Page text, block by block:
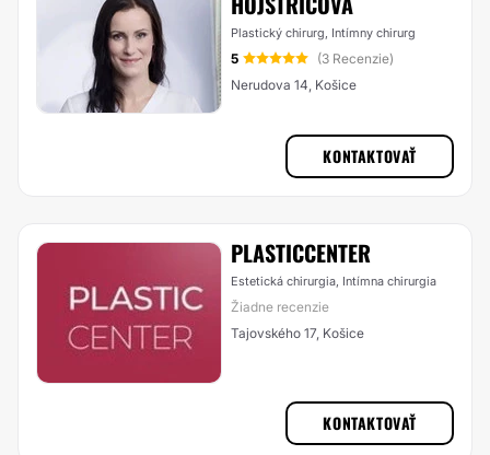
Plastický chirurg, Intímny chirurg
5
(3 Recenzie)
Nerudova 14, Košice
KONTAKTOVAŤ
PLASTICCENTER
Estetická chirurgia, Intímna chirurgia
Žiadne recenzie
Tajovského 17, Košice
KONTAKTOVAŤ